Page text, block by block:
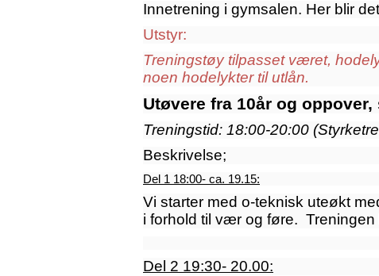
Innetrening i gymsalen. Her blir
Utstyr:
Treningstøy tilpasset været,
noen hodelykter til utlån.
Utøvere fra 10år og
Treningstid: 18:00-20:00 (
Beskrivelse;
Del 1 18:00- ca. 19.15:
Vi starter med o-teknisk uteøkt
i forhold til vær og føre. Treningen
Del 2 19:30- 20.00: